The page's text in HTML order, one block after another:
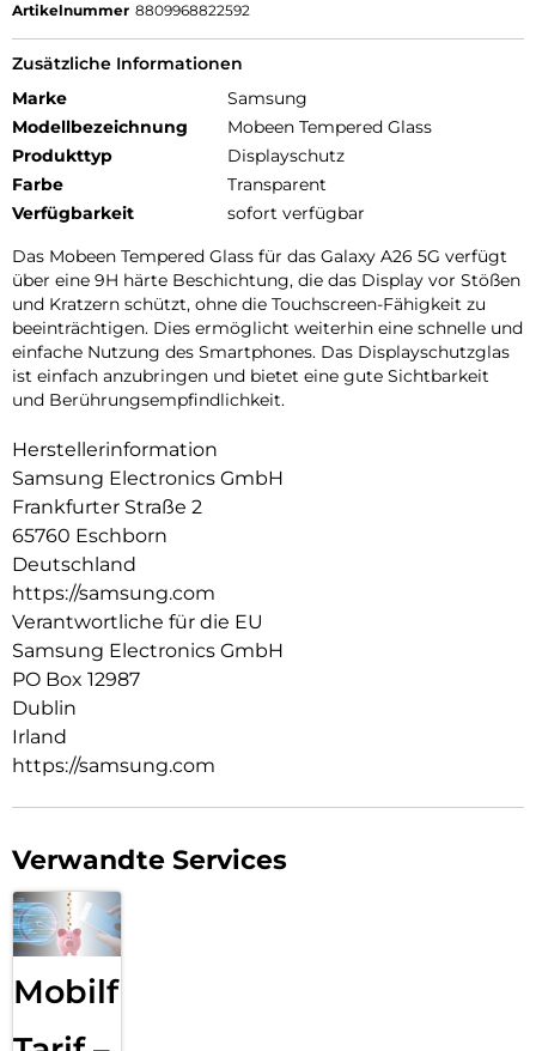
Artikelnummer 8809968822592
Zusätzliche Informationen
Marke
Samsung
Modellbezeichnung
Mobeen Tempered Glass
Produkttyp
Displayschutz
Farbe
Transparent
Verfügbarkeit
sofort verfügbar
Das Mobeen Tempered Glass für das Galaxy A26 5G verfügt
über eine 9H härte Beschichtung, die das Display vor Stößen
und Kratzern schützt, ohne die Touchscreen-Fähigkeit zu
beeinträchtigen. Dies ermöglicht weiterhin eine schnelle und
einfache Nutzung des Smartphones. Das Displayschutzglas
ist einfach anzubringen und bietet eine gute Sichtbarkeit
und Berührungsempfindlichkeit.
Herstellerinformation
Samsung Electronics GmbH
Frankfurter Straße 2
65760 Eschborn
Deutschland
https://samsung.com
Verantwortliche für die EU
Samsung Electronics GmbH
PO Box 12987
Dublin
Irland
https://samsung.com
Verwandte Services
Mobilfunk